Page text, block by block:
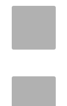
SIBER